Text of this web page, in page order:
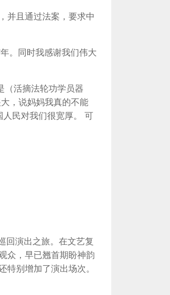
并且通过法案，要求中
。同时我感谢我们伟大
（活摘法轮功学员器
，说妈妈我真的不能
民对我们很宽厚。 可
回演出之旅。在文艺复
众，早已翘首期盼神韵
别增加了演出场次。